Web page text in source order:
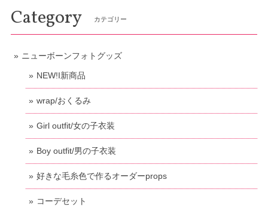
Category カテゴリー
ニューボーンフォトグッズ
NEW!I新商品
wrap/おくるみ
Girl outfit/女の子衣装
Boy outfit/男の子衣装
好きな毛糸色で作るオーダーprops
コーデセット